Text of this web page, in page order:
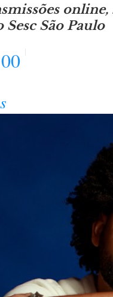
Sesc São Paulo